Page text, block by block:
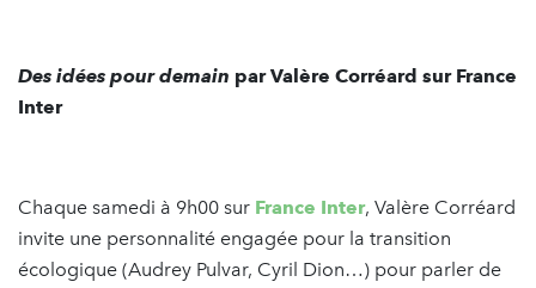
Des idées pour demain par Valère Corréard sur France
Inter
Chaque samedi à 9h00 sur France Inter, Valère Corréard
invite une personnalité engagée pour la transition
écologique (Audrey Pulvar, Cyril Dion…) pour parler de